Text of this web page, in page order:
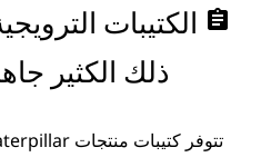
assignment الكتيبات
ذلك الكثير